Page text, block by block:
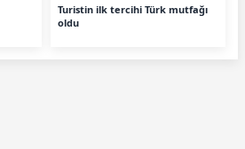
Turistin ilk tercihi Türk mutfağı
oldu